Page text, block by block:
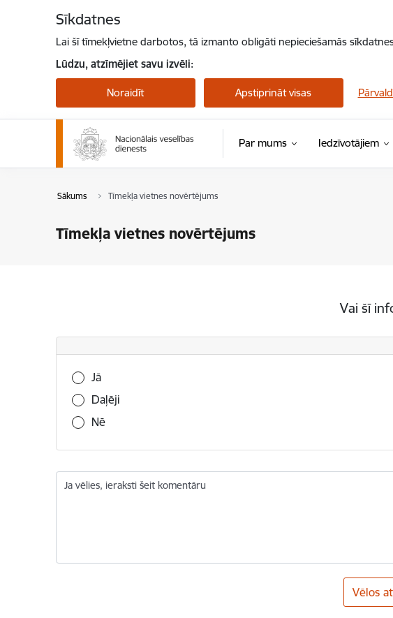
Sīkdatnes
Lai šī tīmekļvietne darbotos, tā izmanto obligāti nepieciešamās
Lūdzu, atzīmējiet savu izvēli:
Noraidīt Apstiprināt visas
Par mums Iedzīvotājiem
Sākums Tīmekļa vietnes novērtējums
Tīmekļa vietnes novērtējums
Vai šī
Vai šī informācija bija noderīga?
Jā
Daļēji
Nē
Ja vēlies, ieraksti šeit komentāru
Vēlos